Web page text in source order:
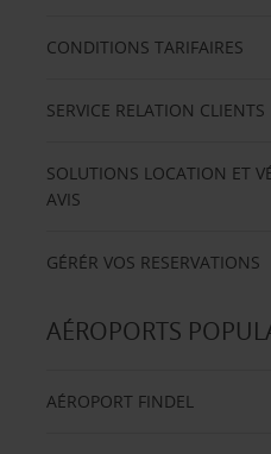
CONDITIONS TARIFAIRES
SERVICE RELATION CLIENTS
SOLUTIONS LOCATION ET
AVIS
GÉRÉR VOS RESERVATIONS
AÉROPORTS
AÉROPORT FINDEL